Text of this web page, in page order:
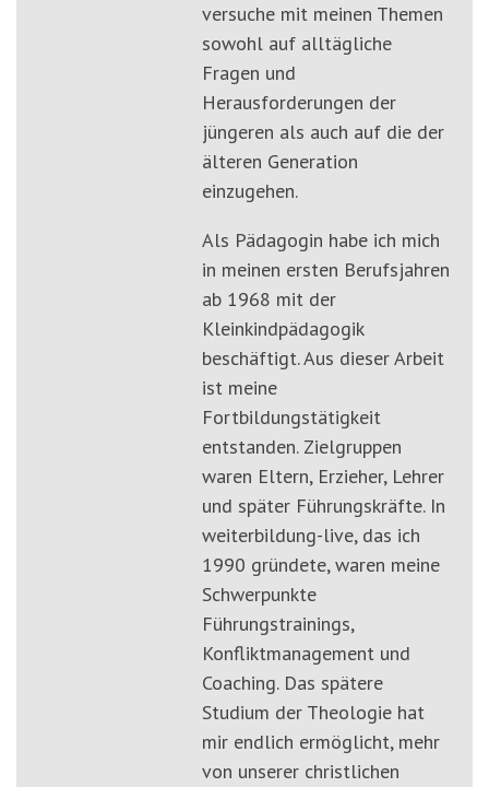
versuche mit meinen Themen
sowohl auf alltägliche
Fragen und
Herausforderungen der
jüngeren als auch auf die der
älteren Generation
einzugehen.
Als Pädagogin habe ich mich
in meinen ersten Berufsjahren
ab 1968 mit der
Kleinkindpädagogik
beschäftigt. Aus dieser Arbeit
ist meine
Fortbildungstätigkeit
entstanden. Zielgruppen
waren Eltern, Erzieher, Lehrer
und später Führungskräfte. In
weiterbildung-live, das ich
1990 gründete, waren meine
Schwerpunkte
Führungstrainings,
Konfliktmanagement und
Coaching. Das spätere
Studium der Theologie hat
mir endlich ermöglicht, mehr
von unserer christlichen